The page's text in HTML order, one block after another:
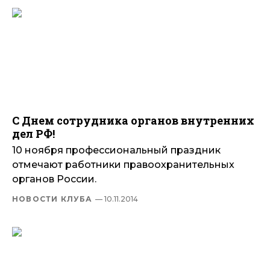
С Днем сотрудника органов внутренних
дел РФ!
10 ноября профессиональный праздник
отмечают работники правоохранительных
органов России.
НОВОСТИ КЛУБА — 10.11.2014